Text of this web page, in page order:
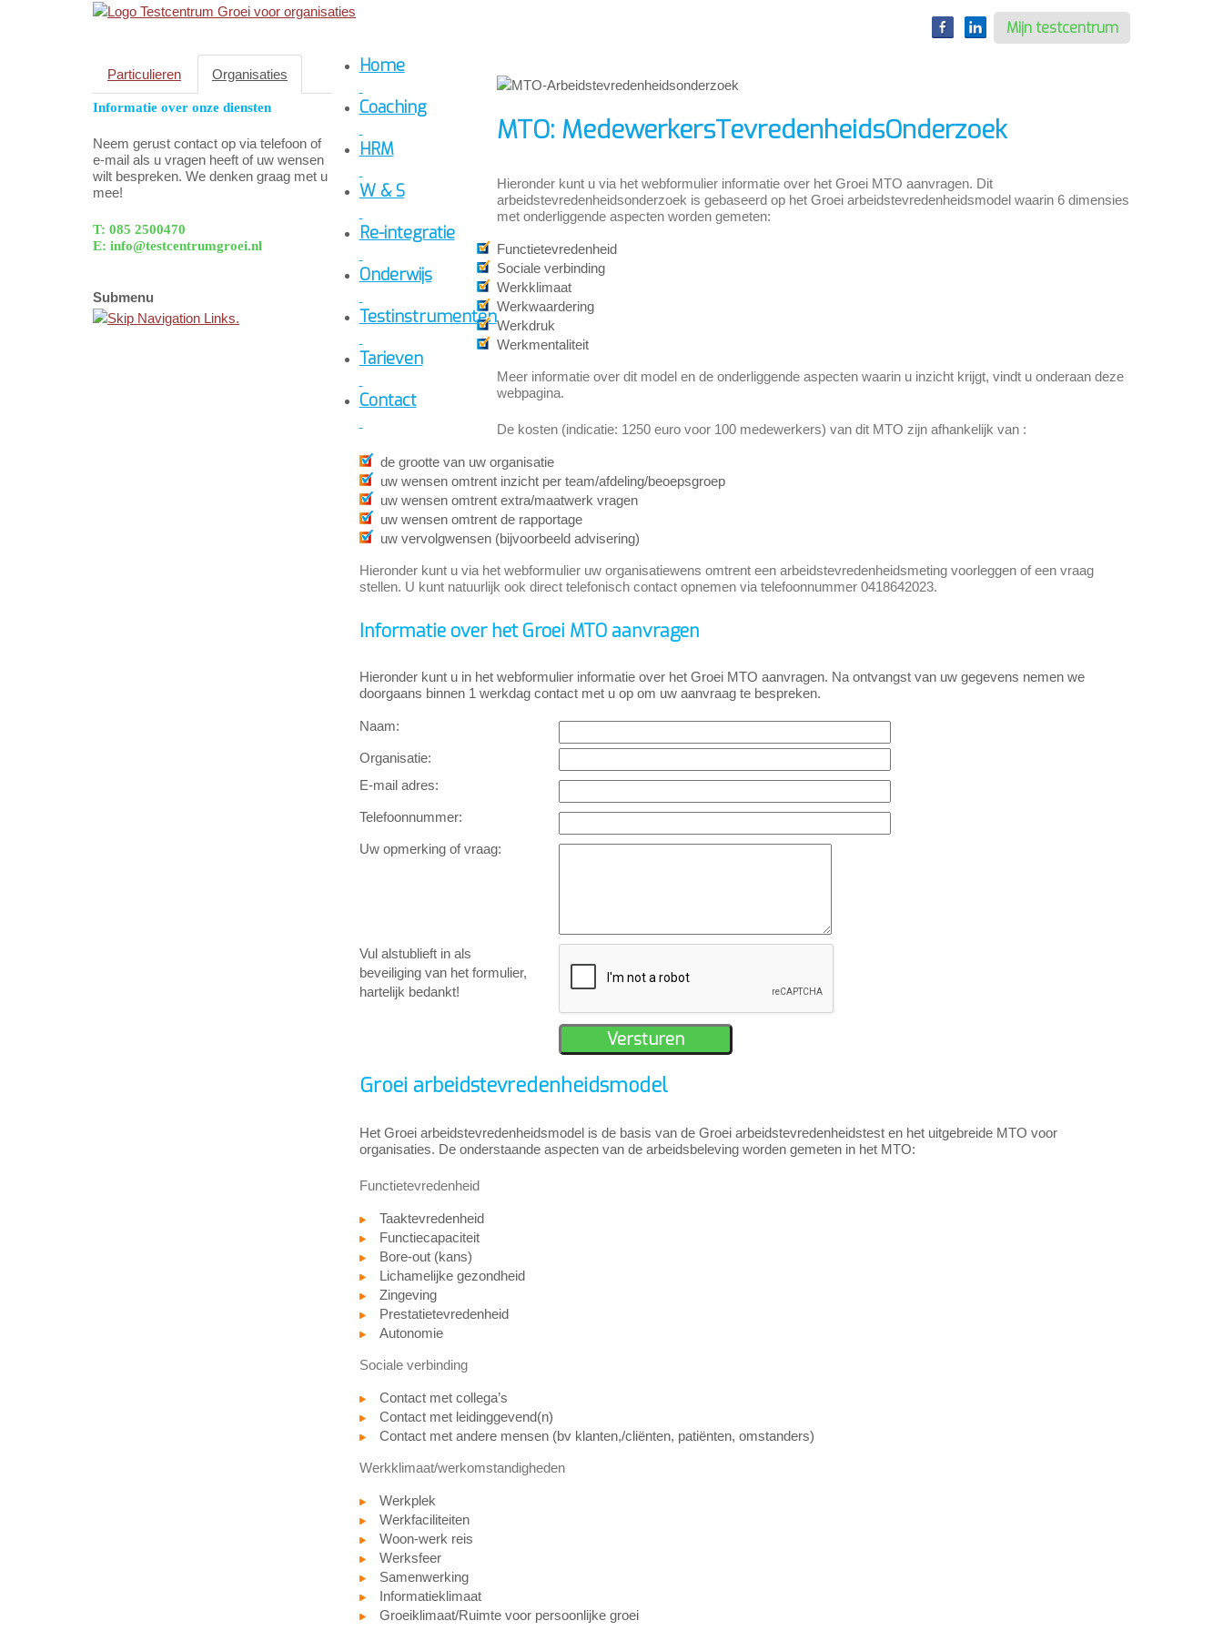
Mijn testcentrum
Particulieren Organisaties
Informatie over onze diensten
Neem gerust contact op via telefoon of
e-mail als u vragen heeft of uw wensen
wilt bespreken. We denken graag met u
mee!
T: 085 2500470
E: info@testcentrumgroei.nl
Submenu
Home
Coaching
HRM
W & S
Re-integratie
Onderwijs
Testinstrumenten
Tarieven
Contact
MTO: MedewerkersTevredenheidsOnderzoek
Hieronder kunt u via het webformulier informatie over het Groei MTO aanvragen. Dit
arbeidstevredenheidsonderzoek is gebaseerd op het Groei arbeidstevredenheidsmodel waarin 6 dimensies
met onderliggende aspecten worden gemeten:
Functietevredenheid
Sociale verbinding
Werkklimaat
Werkwaardering
Werkdruk
Werkmentaliteit
Meer informatie over dit model en de onderliggende aspecten waarin u inzicht krijgt, vindt u onderaan deze
webpagina.
De kosten (indicatie: 1250 euro voor 100 medewerkers) van dit MTO zijn afhankelijk van :
de grootte van uw organisatie
uw wensen omtrent inzicht per team/afdeling/beoepsgroep
uw wensen omtrent extra/maatwerk vragen
uw wensen omtrent de rapportage
uw vervolgwensen (bijvoorbeeld advisering)
Hieronder kunt u via het webformulier uw organisatiewens omtrent een arbeidstevredenheidsmeting voorleggen of een vraag
stellen. U kunt natuurlijk ook direct telefonisch contact opnemen via telefoonnummer 0418642023.
Informatie over het Groei MTO aanvragen
Hieronder kunt u in het webformulier informatie over het Groei MTO aanvragen. Na ontvangst van uw gegevens nemen we
doorgaans binnen 1 werkdag contact met u op om uw aanvraag te bespreken.
Naam:
Organisatie:
E-mail adres:
Telefoonnummer:
Uw opmerking of vraag:
Vul alstublieft in als
beveiliging van het formulier,
hartelijk bedankt!
Groei arbeidstevredenheidsmodel
Het Groei arbeidstevredenheidsmodel is de basis van de Groei arbeidstevredenheidstest en het uitgebreide MTO voor
organisaties. De onderstaande aspecten van de arbeidsbeleving worden gemeten in het MTO:
Functietevredenheid
Taaktevredenheid
Functiecapaciteit
Bore-out (kans)
Lichamelijke gezondheid
Zingeving
Prestatietevredenheid
Autonomie
Sociale verbinding
Contact met collega’s
Contact met leidinggevend(n)
Contact met andere mensen (bv klanten,/cliënten, patiënten, omstanders)
Werkklimaat/werkomstandigheden
Werkplek
Werkfaciliteiten
Woon-werk reis
Werksfeer
Samenwerking
Informatieklimaat
Groeiklimaat/Ruimte voor persoonlijke groei